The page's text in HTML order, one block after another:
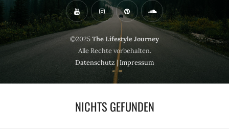
©2025The Lifestyle Journey
Alle Rechte vorbehalten.
Datenschutz|Impressum
NICHTS GEFUNDEN